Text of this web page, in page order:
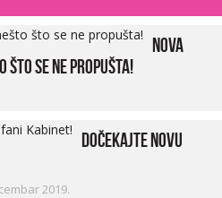
Nova
što se ne propušta!
Dočekajte Novu
2019.